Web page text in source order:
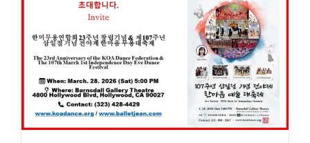
나
의
춤
의
철
학
모
두
가
함